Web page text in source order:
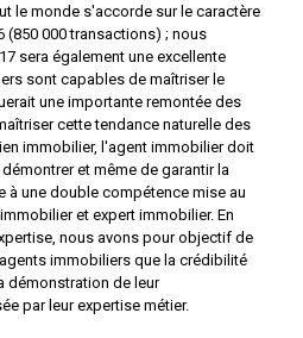
le monde s'accorde sur le caractère
(850 000 transactions) ; nous
sera également une excellente
sont capables de maîtriser le
une importante remontée des
cette tendance naturelle des
immobilier, l'agent immobilier doit
et même de garantir la
à une double compétence mise au
et expert immobilier. En
nous avons pour objectif de
immobiliers que la crédibilité
démonstration de leur
par leur expertise métier.